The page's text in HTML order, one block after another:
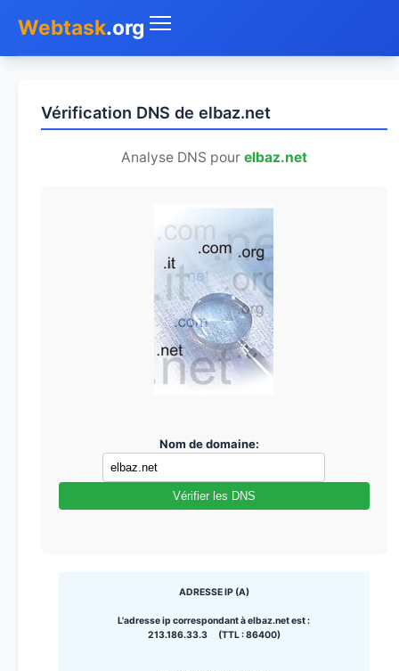
Webtask.org
Whois
Vérification DNS de elbaz.net
Analyse DNS pour elbaz.net
Nom de domaine:
Vérifier les DNS
ADRESSE IP (A)
L'adresse ip correspondant à elbaz.net est :
213.186.33.3 (TTL : 86400)